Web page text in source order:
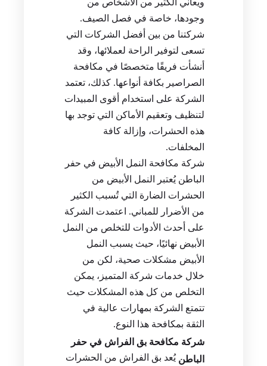
وجودها، خاصة في فصل الصيف.
شركتنا من بين أفضل الشركات التي
تسعى لتوفير الراحة لعملائها، وقد
أنشأت فريقًا متخصصًا في مكافحة
الصراصير بكافة أنواعها. كذلك، تعتمد
الشركة على استخدام أقوى المبيدات
لتنظيف وتعقيم الأماكن التي توجد بها
هذه الحشرات، وإزالة كافة
المخلفات.
شركة مكافحة النمل الأبيض في حفر
الباطن يُعتبر النمل الأبيض من
الحشرات الضارة التي تُسبب الكثير
من الأضرار للمباني. اعتمدت الشركة
على أحدث الأدوات للتخلص من النمل
الأبيض نهائيًا، حيث يسبب النمل
الأبيض مشكلات صحية، لكن من
خلال خدمات شركة المتميز، يمكن
التخلص من كل هذه المشكلات حيث
تتمتع الشركة بمهارات عالية في
الثقة بمكافحة هذا النوع.
شركة مكافحة بق الفراش في حفر
الباطن يُعد بق الفراش من الحشرات